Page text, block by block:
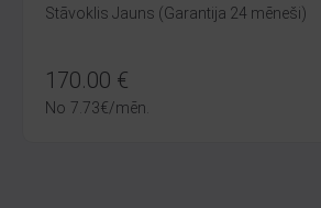
Stāvoklis Jauns (Garantija 24 mēneši)
170.00 €
No 7.73€/mēn.